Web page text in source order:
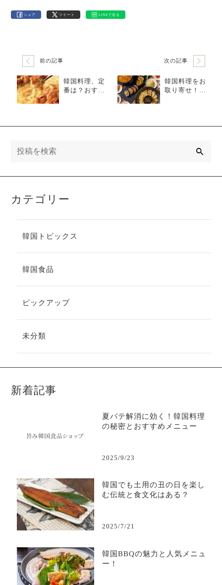
シェア ツイート LINEで送る
前の記事
韓国料理、定
番は？おすす
次の記事
韓国料理をお
取り寄せ！メ
カテゴリー
韓国トピックス
韓国食品
ピックアップ
未分類
新着記事
夏バテ解消に効く！韓国料理
の秘密とおすすめメニュー
2025/9/23
韓国でも土用の丑の日を楽し
む伝統と食文化はある？
2025/7/21
韓国BBQの魅力と人気メニュ
ー！